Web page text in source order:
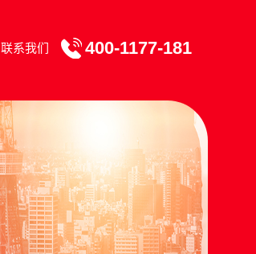
联系我们 400-1177-181